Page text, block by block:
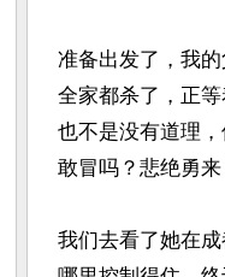
准备出发了，我
全家都杀了，正
也不是没有道理
敢冒吗？悲绝勇
我们去看了她在